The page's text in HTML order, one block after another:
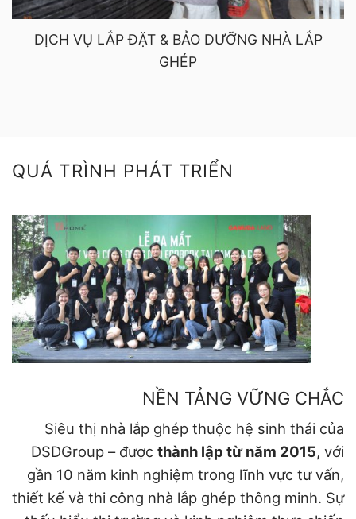
DỊCH VỤ LẮP ĐẶT & BẢO DƯỠNG NHÀ LẮP
GHÉP
QUÁ TRÌNH PHÁT TRIỂN
NỀN TẢNG VỮNG CHẮC
Siêu thị nhà lắp ghép thuộc hệ sinh thái của
DSDGroup – được thành lập từ năm 2015 , với
gần 10 năm kinh nghiệm trong lĩnh vực tư vấn,
thiết kế và thi công nhà lắp ghép thông minh. Sự